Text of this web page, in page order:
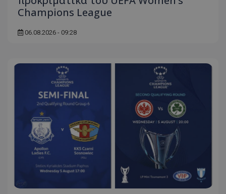
Champions League
06.08.2026 - 09:28